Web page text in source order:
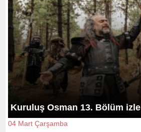
Kuruluş Osman 13. Bölüm izle
04 Mart Çarşamba